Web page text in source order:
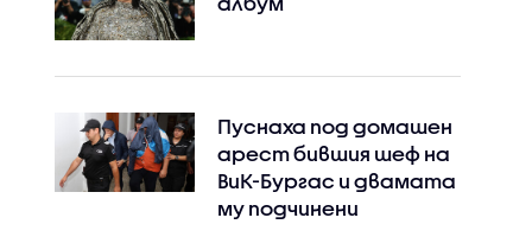
Пуснаха под домашен
арест бившия шеф на
ВиК-Бургас и двамата
му подчинени